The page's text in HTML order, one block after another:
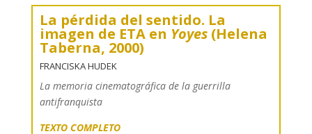
La pérdida del sentido. La
imagen de ETA en Yoyes(Helena
Taberna, 2000)
FRANCISKA HUDEK
La memoria cinematográfica de la guerrilla
antifranquista
TEXTO COMPLETO